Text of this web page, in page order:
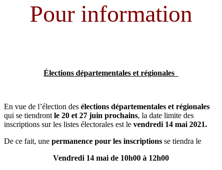
Pour information
Élections départementales et régionales
En vue de l’élection des élections départementales et régionales
qui se tiendront le 20 et 27 juin prochains, la date limite des
inscriptions sur les listes électorales est le vendredi 14 mai 2021.
De ce fait, une permanence pour les inscriptions se tiendra le
Vendredi 14 mai de 10h00 à 12h00